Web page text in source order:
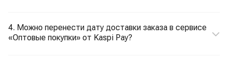
4. Можно перенести дату доставки заказа в сервисе
«Оптовые покупки» от Kaspi Pay?